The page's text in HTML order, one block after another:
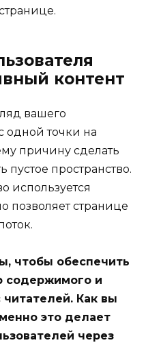
контент
вашего
одной точки на
причину сделать
пространство.
используется
позволяет странице
чтобы обеспечить
содержимого и
Как вы
это делает
через